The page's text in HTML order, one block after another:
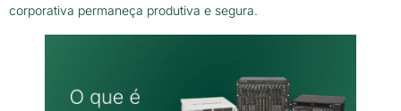
corporativa permaneça produtiva e segura.